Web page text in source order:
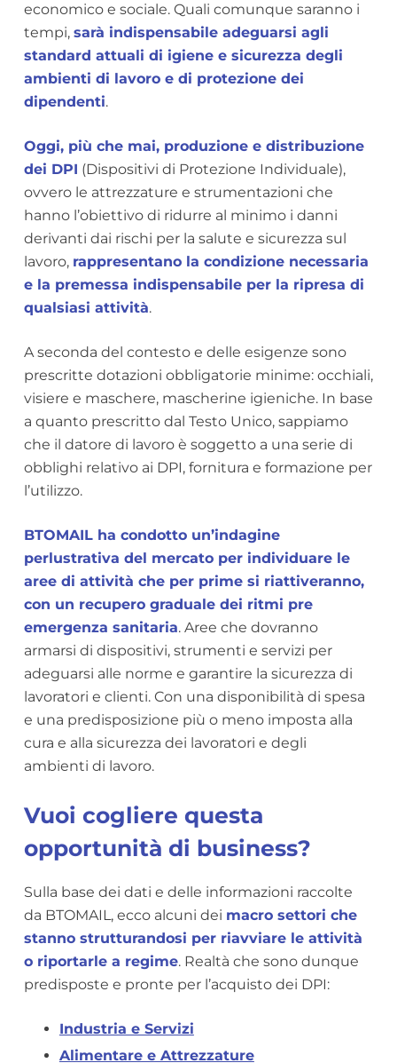
economico e sociale. Quali comunque saranno i
tempi, sarà indispensabile adeguarsi agli
standard attuali di igiene e sicurezza degli
ambienti di lavoro e di protezione dei
dipendenti.
Oggi, più che mai, produzione e distribuzione
dei DPI (Dispositivi di Protezione Individuale),
ovvero le attrezzature e strumentazioni che
hanno l’obiettivo di ridurre al minimo i danni
derivanti dai rischi per la salute e sicurezza sul
lavoro, rappresentano la condizione necessaria
e la premessa indispensabile per la ripresa di
qualsiasi attività.
A seconda del contesto e delle esigenze sono
prescritte dotazioni obbligatorie minime: occhiali,
visiere e maschere, mascherine igieniche. In base
a quanto prescritto dal Testo Unico, sappiamo
che il datore di lavoro è soggetto a una serie di
obblighi relativo ai DPI, fornitura e formazione per
l’utilizzo.
BTOMAIL ha condotto un’indagine
perlustrativa del mercato per individuare le
aree di attività che per prime si riattiveranno,
con un recupero graduale dei ritmi pre
emergenza sanitaria. Aree che dovranno
armarsi di dispositivi, strumenti e servizi per
adeguarsi alle norme e garantire la sicurezza di
lavoratori e clienti. Con una disponibilità di spesa
e una predisposizione più o meno imposta alla
cura e alla sicurezza dei lavoratori e degli
ambienti di lavoro.
Vuoi cogliere questa
opportunità di business?
Sulla base dei dati e delle informazioni raccolte
da BTOMAIL, ecco alcuni dei macro settori che
stanno strutturandosi per riavviare le attività
o riportarle a regime. Realtà che sono dunque
predisposte e pronte per l’acquisto dei DPI:
Industria e Servizi
Alimentare e Attrezzature